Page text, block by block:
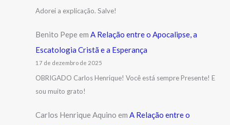
Adorei a explicação. Salve!
Benito Pepe em A Relação entre o Apocalipse, a
Escatologia Cristã e a Esperança
17 de dezembro de 2025
OBRIGADO Carlos Henrique! Você está sempre Presente! E
sou muito grato!
Carlos Henrique Aquino em A Relação entre o